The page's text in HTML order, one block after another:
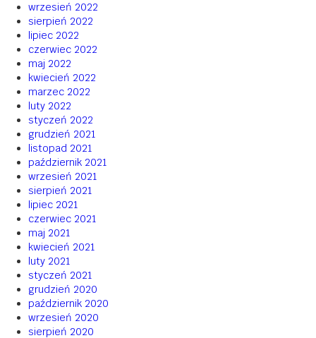
wrzesień 2022
sierpień 2022
lipiec 2022
czerwiec 2022
maj 2022
kwiecień 2022
marzec 2022
luty 2022
styczeń 2022
grudzień 2021
listopad 2021
październik 2021
wrzesień 2021
sierpień 2021
lipiec 2021
czerwiec 2021
maj 2021
kwiecień 2021
luty 2021
styczeń 2021
grudzień 2020
październik 2020
wrzesień 2020
sierpień 2020